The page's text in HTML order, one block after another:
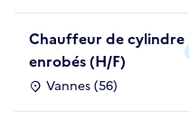
Chauffeur de cylindre
enrobés (H/F)
Vannes (56)